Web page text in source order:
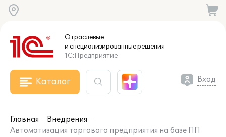
Отраслевые
и специализированныерешения
1С:Предприятие
Каталог Вход
Главная
Внедрения
Автоматизация торгового предприятия на базе ПП